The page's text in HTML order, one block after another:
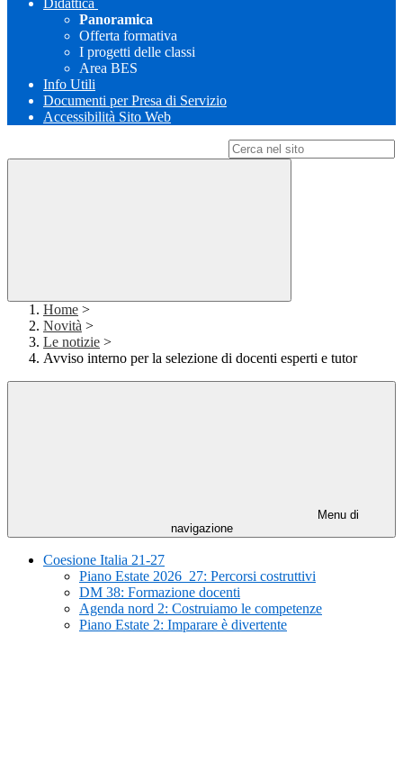
Didattica
Panoramica
Offerta formativa
I progetti delle classi
Area BES
Info Utili
Documenti per Presa di Servizio
Accessibilità Sito Web
Home >
Novità >
Le notizie >
Avviso interno per la selezione di docenti esperti e tutor
Menu di
navigazione
Coesione Italia 21-27
Piano Estate 2026_27: Percorsi costruttivi
DM 38: Formazione docenti
Agenda nord 2: Costruiamo le competenze
Piano Estate 2: Imparare è divertente